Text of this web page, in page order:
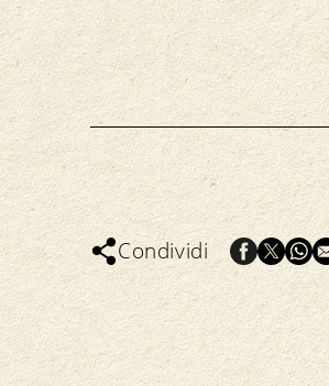
Condividi